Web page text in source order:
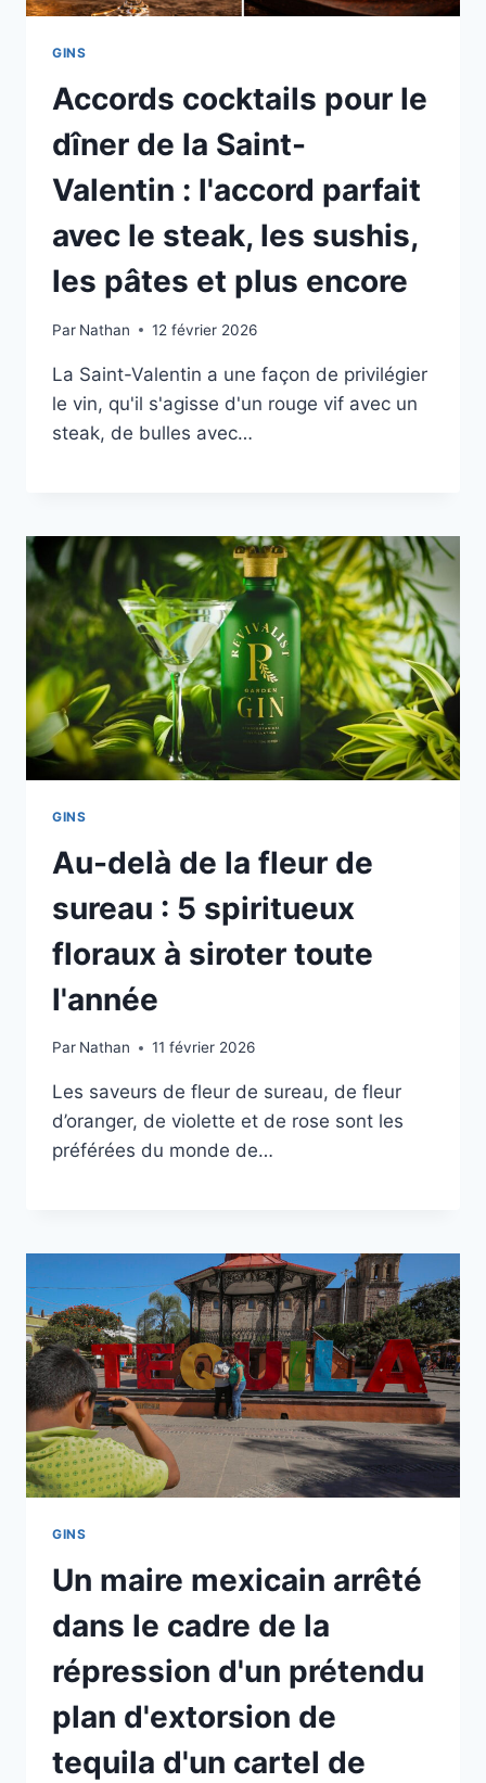
GINS
Accords cocktails pour le
dîner de la Saint-
Valentin : l'accord parfait
avec le steak, les sushis,
les pâtes et plus encore
Par Nathan 12 février 2026
La Saint-Valentin a une façon de privilégier
le vin, qu'il s'agisse d'un rouge vif avec un
steak, de bulles avec…
GINS
Au-delà de la fleur de
sureau : 5 spiritueux
floraux à siroter toute
l'année
Par Nathan 11 février 2026
Les saveurs de fleur de sureau, de fleur
d’oranger, de violette et de rose sont les
préférées du monde de…
GINS
Un maire mexicain arrêté
dans le cadre de la
répression d'un prétendu
plan d'extorsion de
tequila d'un cartel de